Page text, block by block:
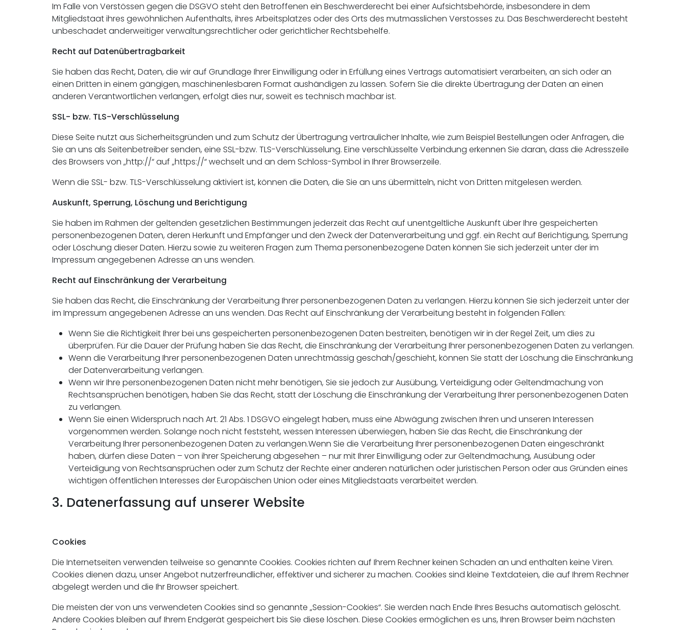
Im Falle von Verstössen gegen die DSGVO steht den Betroffenen ein Beschwerderecht bei einer Aufsichtsbehörde, insbesondere in dem
Mitgliedstaat ihres gewöhnlichen Aufenthalts, ihres Arbeitsplatzes oder des Orts des mutmasslichen Verstosses zu. Das Beschwerderecht besteht
unbeschadet anderweitiger verwaltungsrechtlicher oder gerichtlicher Rechtsbehelfe.
Recht auf Datenübertragbarkeit
Sie haben das Recht, Daten, die wir auf Grundlage Ihrer Einwilligung oder in Erfüllung eines Vertrags automatisiert verarbeiten, an sich oder an
einen Dritten in einem gängigen, maschinenlesbaren Format aushändigen zu lassen. Sofern Sie die direkte Übertragung der Daten an einen
anderen Verantwortlichen verlangen, erfolgt dies nur, soweit es technisch machbar ist.
SSL- bzw. TLS-Verschlüsselung
Diese Seite nutzt aus Sicherheitsgründen und zum Schutz der Übertragung vertraulicher Inhalte, wie zum Beispiel Bestellungen oder Anfragen, die
Sie an uns als Seitenbetreiber senden, eine SSL-bzw. TLS-Verschlüsselung. Eine verschlüsselte Verbindung erkennen Sie daran, dass die Adresszeile
des Browsers von „http://“ auf „https://“ wechselt und an dem Schloss-Symbol in Ihrer Browserzeile.
Wenn die SSL- bzw. TLS-Verschlüsselung aktiviert ist, können die Daten, die Sie an uns übermitteln, nicht von Dritten mitgelesen werden.
Auskunft, Sperrung, Löschung und Berichtigung
Sie haben im Rahmen der geltenden gesetzlichen Bestimmungen jederzeit das Recht auf unentgeltliche Auskunft über Ihre gespeicherten
personenbezogenen Daten, deren Herkunft und Empfänger und den Zweck der Datenverarbeitung und ggf. ein Recht auf Berichtigung, Sperrung
oder Löschung dieser Daten. Hierzu sowie zu weiteren Fragen zum Thema personenbezogene Daten können Sie sich jederzeit unter der im
Impressum angegebenen Adresse an uns wenden.
Recht auf Einschränkung der Verarbeitung
Sie haben das Recht, die Einschränkung der Verarbeitung Ihrer personenbezogenen Daten zu verlangen. Hierzu können Sie sich jederzeit unter der
im Impressum angegebenen Adresse an uns wenden. Das Recht auf Einschränkung der Verarbeitung besteht in folgenden Fällen:
Wenn Sie die Richtigkeit Ihrer bei uns gespeicherten personenbezogenen Daten bestreiten, benötigen wir in der Regel Zeit, um dies zu
überprüfen. Für die Dauer der Prüfung haben Sie das Recht, die Einschränkung der Verarbeitung Ihrer personenbezogenen Daten zu verlangen.
Wenn die Verarbeitung Ihrer personenbezogenen Daten unrechtmässig geschah/geschieht, können Sie statt der Löschung die Einschränkung
der Datenverarbeitung verlangen.
Wenn wir Ihre personenbezogenen Daten nicht mehr benötigen, Sie sie jedoch zur Ausübung, Verteidigung oder Geltendmachung von
Rechtsansprüchen benötigen, haben Sie das Recht, statt der Löschung die Einschränkung der Verarbeitung Ihrer personenbezogenen Daten
zu verlangen.
Wenn Sie einen Widerspruch nach Art. 21 Abs. 1 DSGVO eingelegt haben, muss eine Abwägung zwischen Ihren und unseren Interessen
vorgenommen werden. Solange noch nicht feststeht, wessen Interessen überwiegen, haben Sie das Recht, die Einschränkung der
Verarbeitung Ihrer personenbezogenen Daten zu verlangen.Wenn Sie die Verarbeitung Ihrer personenbezogenen Daten eingeschränkt
haben, dürfen diese Daten – von ihrer Speicherung abgesehen – nur mit Ihrer Einwilligung oder zur Geltendmachung, Ausübung oder
Verteidigung von Rechtsansprüchen oder zum Schutz der Rechte einer anderen natürlichen oder juristischen Person oder aus Gründen eines
wichtigen öffentlichen Interesses der Europäischen Union oder eines Mitgliedstaats verarbeitet werden.
3. Datenerfassung auf unserer Website
Cookies
Die Internetseiten verwenden teilweise so genannte Cookies. Cookies richten auf Ihrem Rechner keinen Schaden an und enthalten keine Viren.
Cookies dienen dazu, unser Angebot nutzerfreundlicher, effektiver und sicherer zu machen. Cookies sind kleine Textdateien, die auf Ihrem Rechner
abgelegt werden und die Ihr Browser speichert.
Die meisten der von uns verwendeten Cookies sind so genannte „Session-Cookies“. Sie werden nach Ende Ihres Besuchs automatisch gelöscht.
Andere Cookies bleiben auf Ihrem Endgerät gespeichert bis Sie diese löschen. Diese Cookies ermöglichen es uns, Ihren Browser beim nächsten